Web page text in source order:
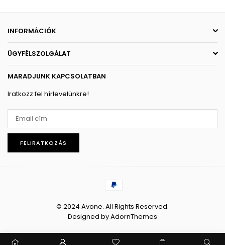
INFORMÁCIÓK
ÜGYFÉLSZOLGÁLAT
MARADJUNK KAPCSOLATBAN
Iratkozz fel hírlevelünkre!
FELIRATKOZÁS
© 2024 Avone. All Rights Reserved.
Designed byAdornThemes